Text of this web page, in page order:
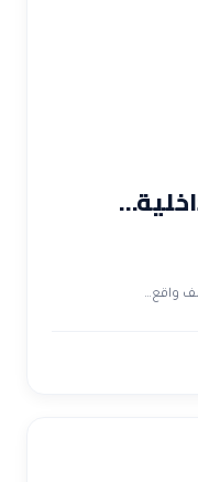
واقع…